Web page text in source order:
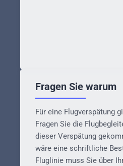
Fragen Sie warum
Für eine Flugverspätung
Fragen Sie die
dieser Verspätung
wäre eine schriftliche
Fluglinie muss Sie über